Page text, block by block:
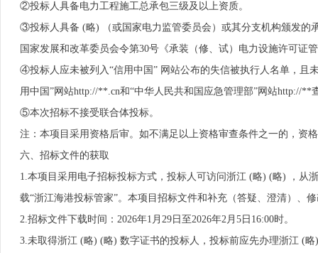
②投标人具备电力工程施工总承包三级及以上资质。
③投标人具备 (略) （或国家电力监管委员会）或其分支机构颁发的
国家发展和改革委员会令第30号《承装（修、试）电力设施许可证
④投标人应未被列入“信用中国” 网站公布的失信被执行人名单，且
用中国”网站http://**.cn和“中华人民共和国应急管理部”网站http://**
⑤本次招标不接受联合体投标。
注：本项目采用资格后审。如不满足以上资格审查条件之一的，资
六、招标文件的获取
1.本项目采用电子招标投标方式，投标人可访问浙江 (略) (略) ，
载“浙江海港投标管家”。本项目招标文件和补充（答疑、澄清）、
2.招标文件下载时间：2026年1月29日至2026年2月5日16:00时。
3.未取得浙江 (略) (略) 数字证书的投标人，投标前应先办理浙江 (